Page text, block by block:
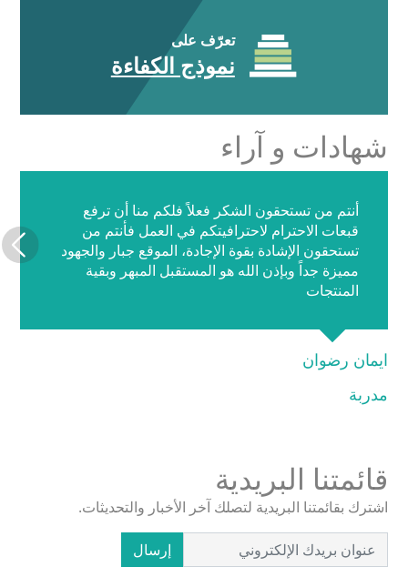
تعرّف على
نموذج الكفاءة
شهادات و آراء
أنتم من تستحقون الشكر فعلاً فلكم منا أن ترفع
قبعات الاحترام لاحترافيتكم في العمل فأنتم من
تستحقون الإشادة بقوة الإجادة، الموقع جبار والجهود
مميزة جداً وبإذن الله هو المستقبل المبهر وبقية
المنتجات
ايمان رضوان
مدربة
قائمتنا البريدية
اشترك بقائمتنا البريدية لتصلك آخر الأخبار والتحديثات.
إرسال